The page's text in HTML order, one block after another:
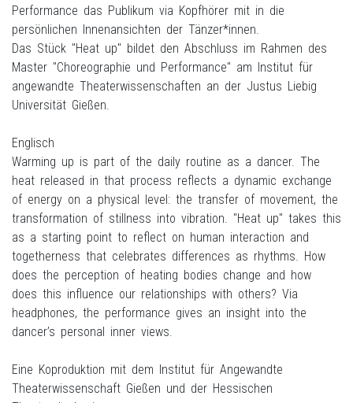
Performance das Publikum via Kopfhörer mit in die
persönlichen Innenansichten der Tänzer*innen.
Das Stück "Heat up" bildet den Abschluss im Rahmen des
Master "Choreographie und Performance" am Institut für
angewandte Theaterwissenschaften an der Justus Liebig
Universität Gießen.
Englisch
Warming up is part of the daily routine as a dancer. The
heat released in that process reflects a dynamic exchange
of energy on a physical level: the transfer of movement, the
transformation of stillness into vibration. "Heat up" takes this
as a starting point to reflect on human interaction and
togetherness that celebrates differences as rhythms. How
does the perception of heating bodies change and how
does this influence our relationships with others? Via
headphones, the performance gives an insight into the
dancer’s personal inner views.
Eine Koproduktion mit dem Institut für Angewandte
Theaterwissenschaft Gießen und der Hessischen